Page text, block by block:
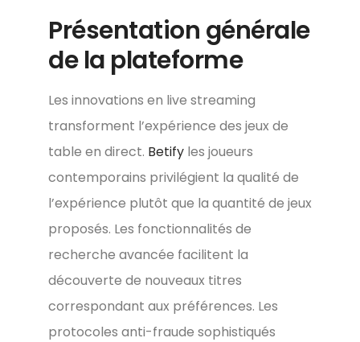
Présentation générale
de la plateforme
Les innovations en live streaming
transforment l’expérience des jeux de
table en direct. Betify les joueurs
contemporains privilégient la qualité de
l’expérience plutôt que la quantité de jeux
proposés. Les fonctionnalités de
recherche avancée facilitent la
découverte de nouveaux titres
correspondant aux préférences. Les
protocoles anti-fraude sophistiqués